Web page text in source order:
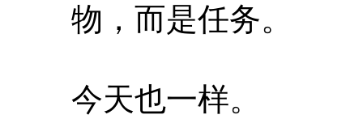
物，而是任务。
今天也一样。